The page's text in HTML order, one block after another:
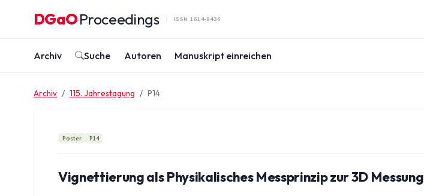
DGaO·Proceedings ISSN 1614-8436
Archiv Suche Autoren Manuskript einreichen
Archiv 115. Jahrestagung P14
Poster P14
Vignettierung als Physikalisches Messprinzip zur 3D Messung